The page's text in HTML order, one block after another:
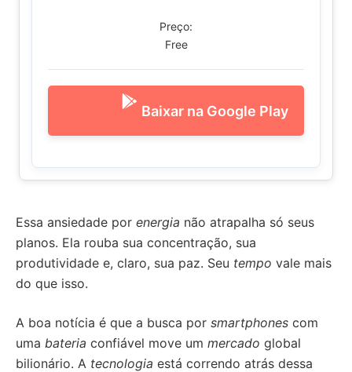
Preço:
Free
Baixar na Google Play
Essa ansiedade por energia não atrapalha só seus
planos. Ela rouba sua concentração, sua
produtividade e, claro, sua paz. Seu tempo vale mais
do que isso.
A boa notícia é que a busca por smartphones com
uma bateria confiável move um mercado global
bilionário. A tecnologia está correndo atrás dessa